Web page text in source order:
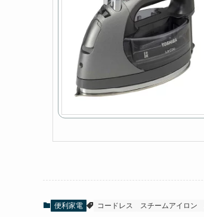
便利家電 コードレス スチームアイロン